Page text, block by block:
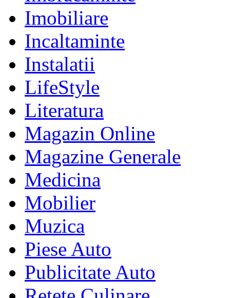
Imobiliare
Incaltaminte
Instalatii
LifeStyle
Literatura
Magazin Online
Magazine Generale
Medicina
Mobilier
Muzica
Piese Auto
Publicitate Auto